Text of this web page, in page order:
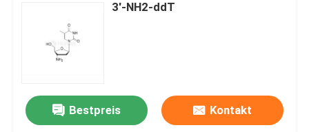
3'-NH2-ddT
Bestpreis Kontakt